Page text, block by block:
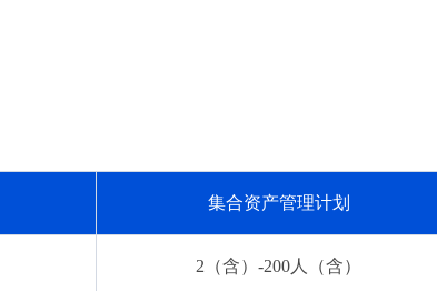
集合资产管理计划
2（含）-200人（含）